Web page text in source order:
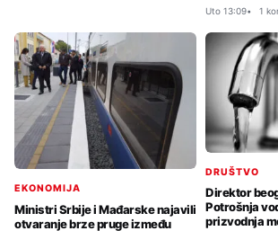
Uto 13:09 1
EKONOMIJA
Ministri Srbije i Mađarske najavili
otvaranje brze pruge između
DRUŠTVO
Direktor
Potrošnja
prizvodnja